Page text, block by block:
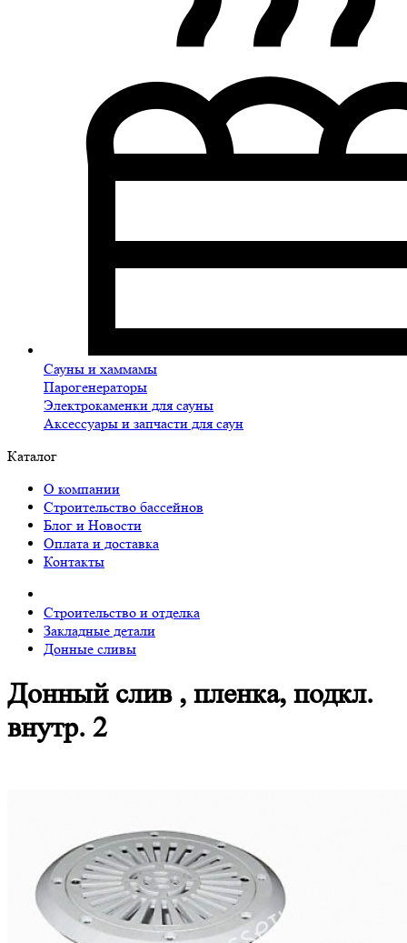
Сауны и хаммамы
Парогенераторы
Электрокаменки для сауны
Аксессуары и запчасти для саун
Каталог
О компании
Строительство бассейнов
Блог и Новости
Оплата и доставка
Контакты
Строительство и отделка
Закладные детали
Донные сливы
Донный слив , пленка, подкл.
внутр. 2